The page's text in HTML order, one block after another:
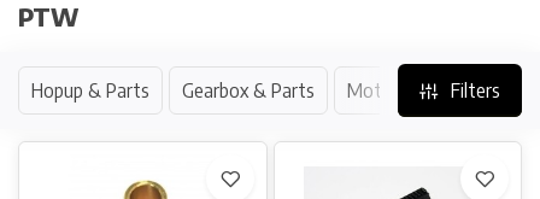
PTW
Hopup & Parts Gearbox & Parts Motor & PartsFilters